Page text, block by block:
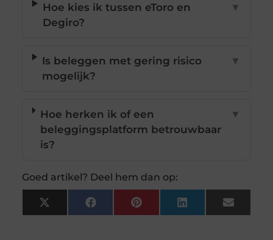
Hoe kies ik tussen eToro en
Degiro?
▼
Is beleggen met gering risico
mogelijk?
▼
Hoe herken ik of een
beleggingsplatform betrouwbaar
is?
▼
Goed artikel? Deel hem dan op:
X
(Twitter)
FacebookPinterestLinkedInEmail